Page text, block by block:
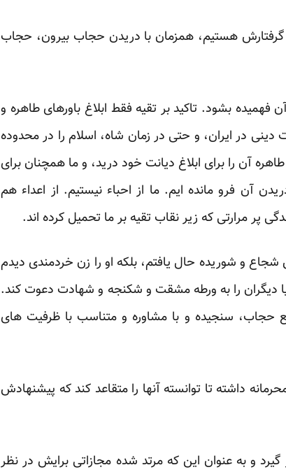
هستیم، همزمان با دریدن حجاب بیرون، حجاب
فهمیده بشود. تاکید بر تقیه فقط ابلاغ باورهای طاهره و
نمی انداخت. تقیه در تمام این ۳۷ سال حکومت دینی در ایران، و حتی در زمان شاه، اسلام را در محدوده
آن را برای ابلاغ دیانت خود درید، و ما همچنان برای
آن فرو مانده ایم. ما از احباء نیستیم. از اعداء هم
پر مرارتی که زیر نقاب تقیه بر ما تحمیل کرده اند.
و شوریده حال یافتم، بلکه او را زن خردمندی دیدم
دیگران را به ورطه مشقت و شکنجه و شهادت دعوت کند.
حجاب، سنجیده و با مشاوره و متناسب با ظرفیت های
داشته تا توانسته آنها را متقاعد کند که پیشنهادش
و به عنوان این که مرتد شده مجازاتی برایش در نظر